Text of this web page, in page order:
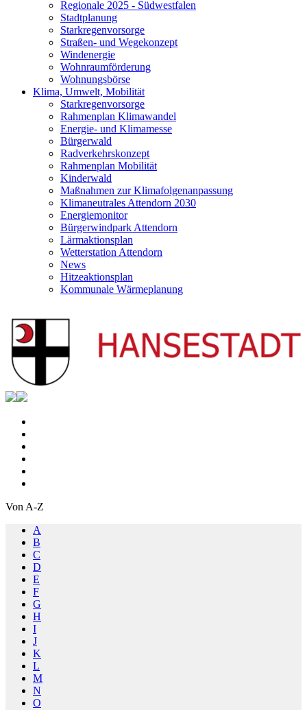
Regionale 2025 - Südwestfalen
Stadtplanung
Starkregenvorsorge
Straßen- und Wegekonzept
Windenergie
Wohnraumförderung
Wohnungsbörse
Klima, Umwelt, Mobilität
Starkregenvorsorge
Rahmenplan Klimawandel
Energie- und Klimamesse
Bürgerwald
Radverkehrskonzept
Rahmenplan Mobilität
Kinderwald
Maßnahmen zur Klimafolgenanpassung
Klimaneutrales Attendorn 2030
Energiemonitor
Bürgerwindpark Attendorn
Lärmaktionsplan
Wetterstation Attendorn
News
Hitzeaktionsplan
Kommunale Wärmeplanung
Von A-Z
A
B
C
D
E
F
G
H
I
J
K
L
M
N
O